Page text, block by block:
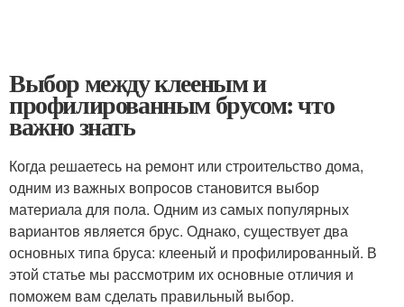
Выбор между клееным и
профилированным брусом: что
важно знать
Когда решаетесь на ремонт или строительство дома,
одним из важных вопросов становится выбор
материала для пола. Одним из самых популярных
вариантов является брус. Однако, существует два
основных типа бруса: клееный и профилированный. В
этой статье мы рассмотрим их основные отличия и
поможем вам сделать правильный выбор.